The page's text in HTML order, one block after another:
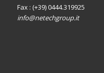
Fax : (+39) 0444.319925
info@netechgroup.it